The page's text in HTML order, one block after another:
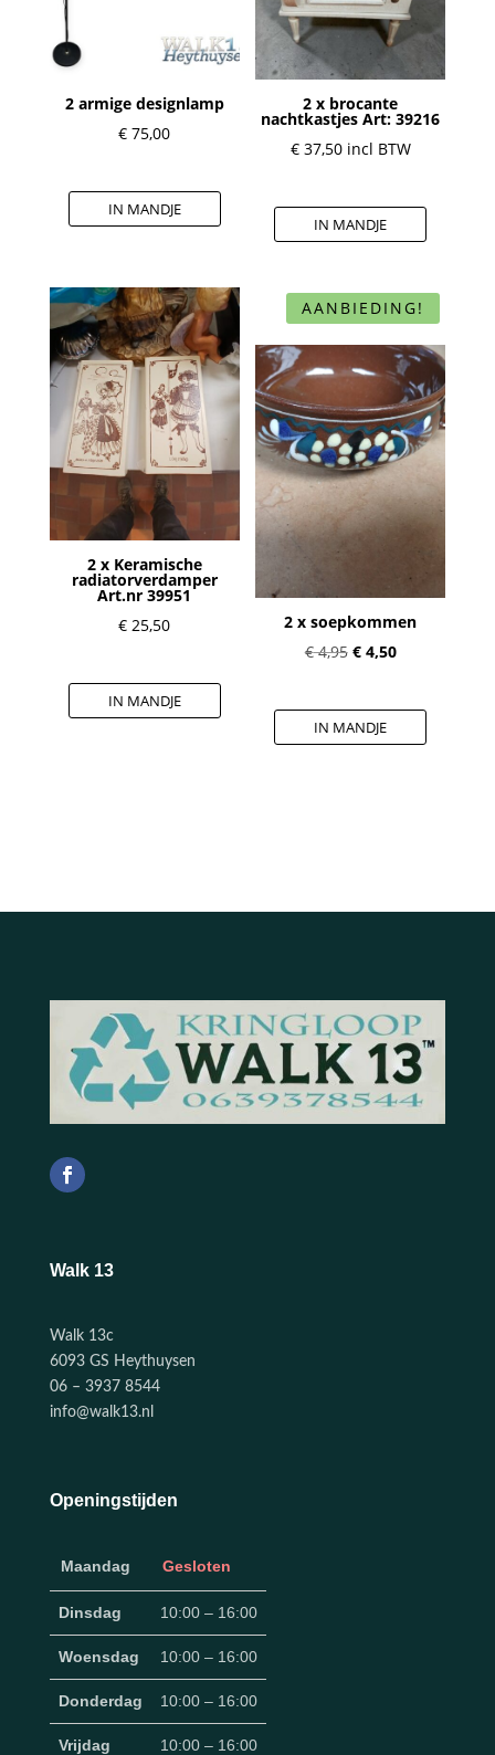
2 armige designlamp
€ 75,00
IN MANDJE
2 x brocante
nachtkastjes Art: 39216
€37,50 incl BTW
IN MANDJE
2 x Keramische
radiatorverdamper
Art.nr 39951
€ 25,50
IN MANDJE
AANBIEDING!
2 x soepkommen
€4,95 Oorspronkelijke
was:
€ 4,95.
€4,50Huidige
is:
€ 4,50.
IN MANDJE
Walk 13
Walk 13c
6093 GS Heythuysen
06 – 3937 8544
info@walk13.nl
Openingstijden
Maandag Gesloten
Dinsdag 10:00 – 16:00
Woensdag 10:00 – 16:00
Donderdag 10:00 – 16:00
Vrijdag 10:00 – 16:00